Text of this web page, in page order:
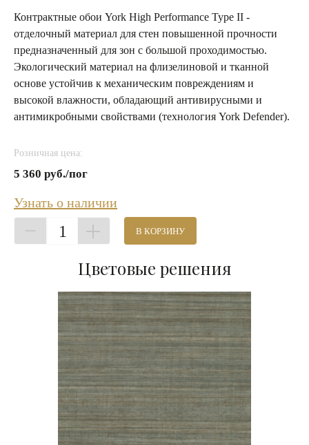
Контрактные обои York High Performance Type II -
отделочный материал для стен повышенной прочности
предназначенный для зон с большой проходимостью.
Экологический материал на флизелиновой и тканной
основе устойчив к механическим повреждениям и
высокой влажности, обладающий антивирусными и
антимикробными свойствами (технология York Defender).
Розничная цена:
5 360 руб./пог
Узнать о наличии
1 В КОРЗИНУ
Цветовые решения